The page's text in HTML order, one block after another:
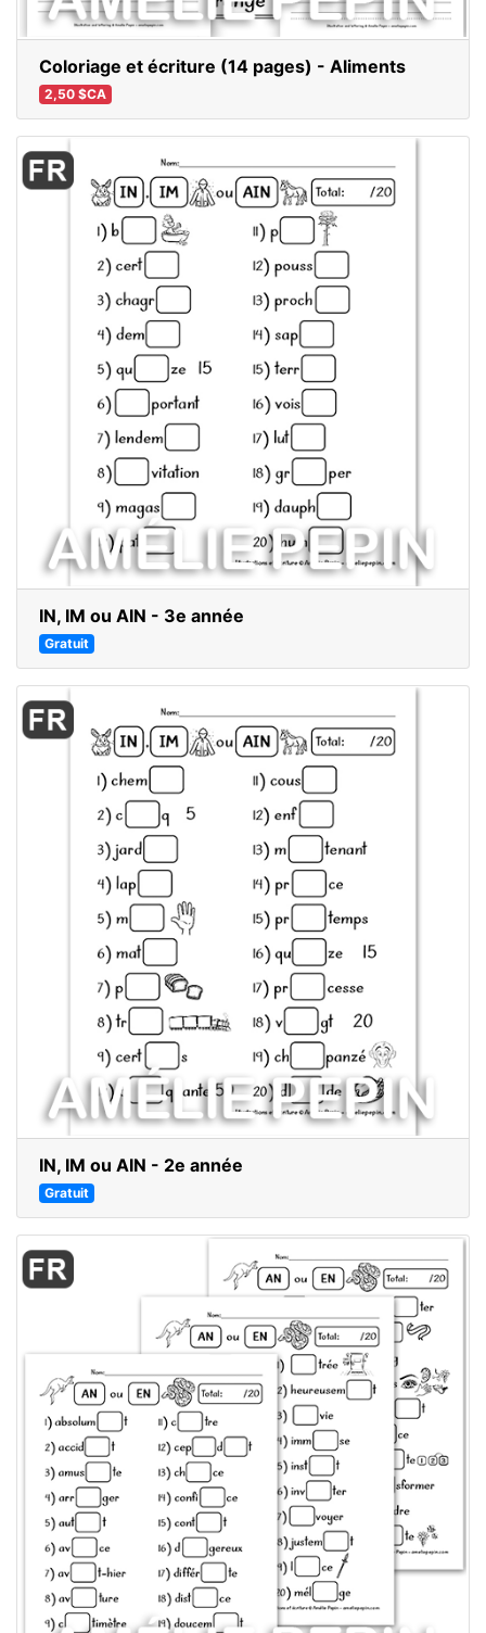
Coloriage et écriture (14 pages) - Aliments
2,50 $CA
IN, IM ou AIN - 3e année
Gratuit
IN, IM ou AIN - 2e année
Gratuit